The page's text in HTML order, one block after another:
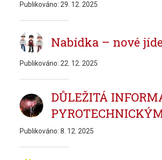
Publikováno: 29. 12. 2025
Nabídka – nové
Publikováno: 22. 12. 2025
DŮLEŽITÁ
Publikováno: 8. 12. 2025